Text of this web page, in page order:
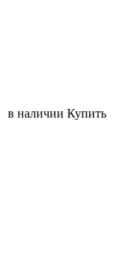
в наличии Купить